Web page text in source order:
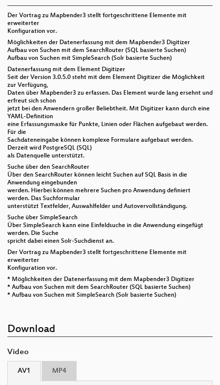
Der Vortrag zu Mapbender3 stellt fortgeschrittene Elemente mit
erweiterter
Konfiguration vor.
Möglichkeiten der Datenerfassung mit dem Mapbender3 Digitizer
Aufbau von Suchen mit dem SearchRouter (SQL basierte Suchen)
Aufbau von Suchen mit SimpleSearch (Solr basierte Suchen)
Datenerfassung mit dem Element Digitizer
Seit der Version 3.0.5.0 steht mit dem Element Digitizer die Möglichkeit
zur Verfügung,
Daten über Mapbender3 zu erfassen. Das Element wurde lang ersehnt und
erfreut sich schon
jetzt bei den Anwendern großer Beliebtheit. Mit Digitizer kann durch eine
YAML-Definition
eine Erfassungsmaske für Punkte, Linien oder Flächen aufgebaut werden.
Für die
Sachdateneingabe können komplexe Formulare aufgebaut werden.
Derzeit wird PostgreSQL (SQL)
als Datenquelle unterstützt.
Suche über den SearchRouter
Über den SearchRouter können leicht Suchen auf SQL Basis in die
Anwendung eingebunden
werden. Hierbei können mehrere Suchen pro Anwendung definiert
werden. Das Suchformular
unterstützt Textfelder, Auswahlfelder und Autovervollständigung.
Suche über SimpleSearch
Über SimpleSearch kann eine Einfeldsuche in die Anwendung eingefügt
werden. Die Suche
spricht dabei einen Solr-Suchdienst an.
Der Vortrag zu Mapbender3 stellt fortgeschrittene Elemente mit
erweiterter
Konfiguration vor.
* Möglichkeiten der Datenerfassung mit dem Mapbender3 Digitizer
* Aufbau von Suchen mit dem SearchRouter (SQL basierte Suchen)
* Aufbau von Suchen mit SimpleSearch (Solr basierte Suchen)
Download
Video
AV1 MP4